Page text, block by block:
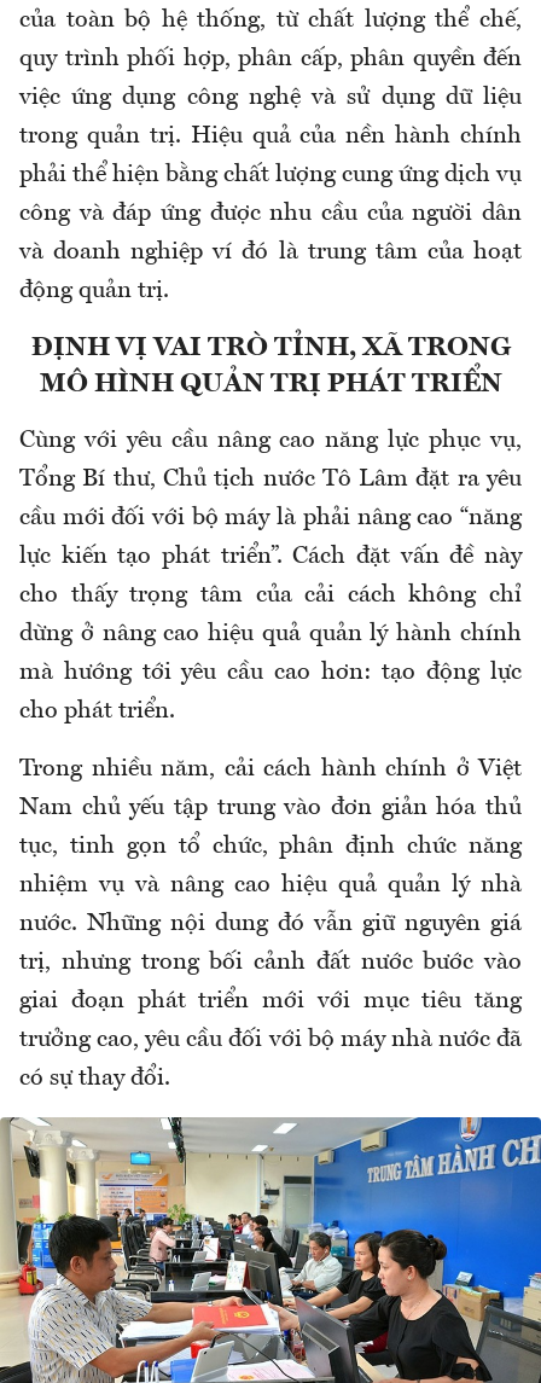
của toàn bộ hệ thống, từ chất lượng thể chế,
quy trình phối hợp, phân cấp, phân quyền đến
việc ứng dụng công nghệ và sử dụng dữ liệu
trong quản trị. Hiệu quả của nền hành chính
phải thể hiện bằng chất lượng cung ứng dịch vụ
công và đáp ứng được nhu cầu của người dân
và doanh nghiệp ví đó là trung tâm của hoạt
động quản trị.
ĐỊNH VỊ VAI TRÒ TỈNH, XÃ TRONG
MÔ HÌNH QUẢN TRỊ PHÁT TRIỂN
Cùng với yêu cầu nâng cao năng lực phục vụ,
Tổng Bí thư, Chủ tịch nước Tô Lâm đặt ra yêu
cầu mới đối với bộ máy là phải nâng cao “năng
lực kiến tạo phát triển”. Cách đặt vấn đề này
cho thấy trọng tâm của cải cách không chỉ
dừng ở nâng cao hiệu quả quản lý hành chính
mà hướng tới yêu cầu cao hơn: tạo động lực
cho phát triển.
Trong nhiều năm, cải cách hành chính ở Việt
Nam chủ yếu tập trung vào đơn giản hóa thủ
tục, tinh gọn tổ chức, phân định chức năng
nhiệm vụ và nâng cao hiệu quả quản lý nhà
nước. Những nội dung đó vẫn giữ nguyên giá
trị, nhưng trong bối cảnh đất nước bước vào
giai đoạn phát triển mới với mục tiêu tăng
trưởng cao, yêu cầu đối với bộ máy nhà nước đã
có sự thay đổi.